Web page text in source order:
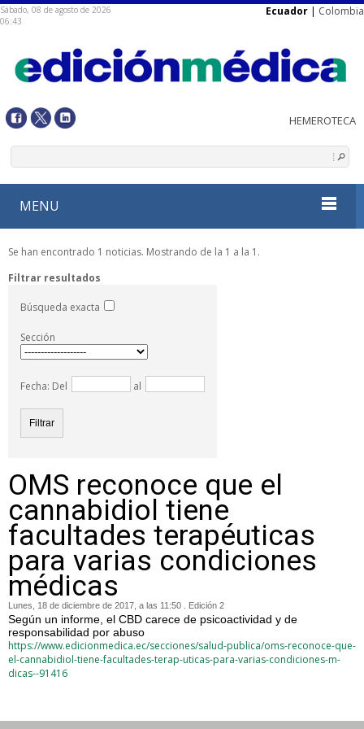
Sábado, 08 de agosto de 2026
06:43
Ecuador | Colombia
MENU
Se han encontrado 1 noticias. Mostrando de la 1 a la 1.
Filtrar resultados
Búsqueda exacta
Sección
Fecha: Del al
OMS reconoce que el
cannabidiol tiene
facultades terapéuticas
para varias condiciones
médicas
Lunes, 18 de diciembre de 2017, a las 11:50 . Edición 2
Según un informe, el CBD carece de psicoactividad y de
responsabilidad por abuso
https://www.edicionmedica.ec/secciones/salud-publica/oms-reconoce-que-
el-cannabidiol-tiene-facultades-terap-uticas-para-varias-condiciones-m-
dicas--91416